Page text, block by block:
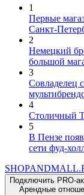
1
Первые
Санкт-
2
Немецкий
большой
3
Совладелец
4
Столичный
5
В Пензе
сети фуд-
SHOPAND
Подключить PRO-
Арендные